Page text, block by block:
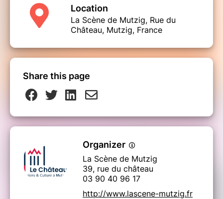
Location
La Scène de Mutzig, Rue du
Château, Mutzig, France
Share this page
Organizer
La Scène de Mutzig
39, rue du château
03 90 40 96 17
http://www.lascene-mutzig.fr